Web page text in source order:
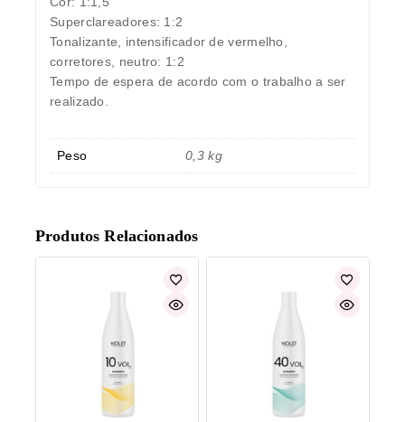
Superclareadores: 1:2
Tonalizante, intensificador de vermelho,
corretores, neutro: 1:2
Tempo de espera de acordo com o trabalho a ser
realizado.
Peso 0,3 kg
Produtos Relacionados